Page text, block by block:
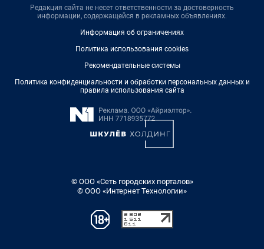
Редакция сайта не несет ответственности за достоверность
информации, содержащейся в рекламных объявлениях.
Информация об ограничениях
Политика использования cookies
Рекомендательные системы
Политика конфиденциальности и обработки персональных данных и
правила использования сайта
© ООО «Сеть городских порталов»
© ООО «Интернет Технологии»